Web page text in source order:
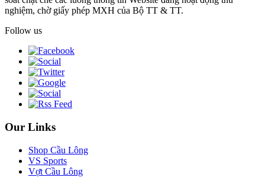
nghiệm, chờ giấy phép MXH của Bộ TT & TT.
Follow us
Our Links
Shop Cầu Lông
VS Sports
Vợt Cầu Lông